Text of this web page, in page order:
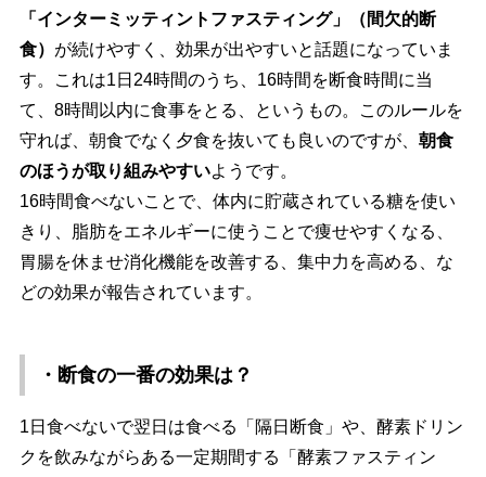
「インターミッティントファスティング」（間欠的断
食） が続けやすく、効果が出やすいと話題になっていま
す。これは1日24時間のうち、16時間を断食時間に当
て、8時間以内に食事をとる、というもの。このルールを
守れば、朝食でなく夕食を抜いても良いのですが、 朝食
のほうが取り組みやすいようです。
16時間食べないことで、体内に貯蔵されている糖を使い
きり、脂肪をエネルギーに使うことで痩せやすくなる、
胃腸を休ませ消化機能を改善する、集中力を高める、な
どの効果が報告されています。
・断食の一番の効果は？
1日食べないで翌日は食べる「隔日断食」や、酵素ドリン
クを飲みながらある一定期間する「酵素ファスティン